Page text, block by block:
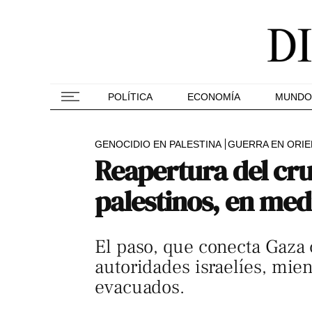
POLÍTICA ECONOMÍA MUNDO
GENOCIDIO EN PALESTINA GUERRA EN
Reapertura del
palestinos, en
El paso, que conecta
autoridades israelíes,
evacuados.